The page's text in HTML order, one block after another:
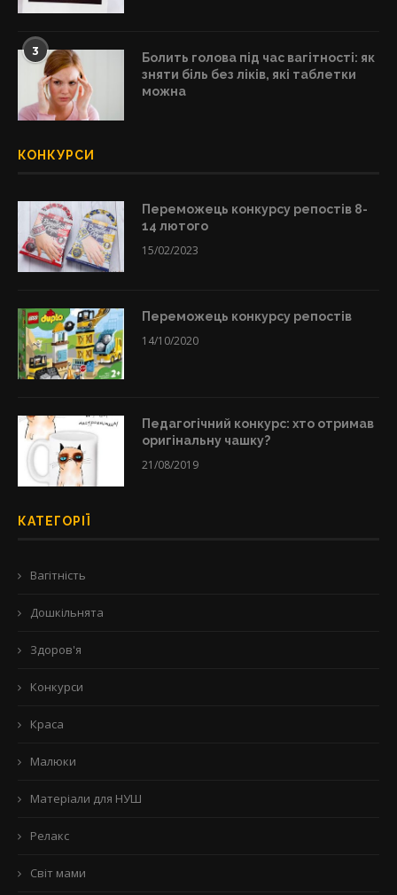
3
Болить голова під час вагітності: як
зняти біль без ліків, які таблетки
можна
КОНКУРСИ
Переможець конкурсу репостів 8-
14 лютого
15/02/2023
Переможець конкурсу репостів
14/10/2020
Педагогічний конкурс: хто отримав
оригінальну чашку?
21/08/2019
КАТЕГОРІЇ
Вагітність
Дошкільнята
Здоров'я
Конкурси
Краса
Малюки
Матеріали для НУШ
Релакс
Світ мами